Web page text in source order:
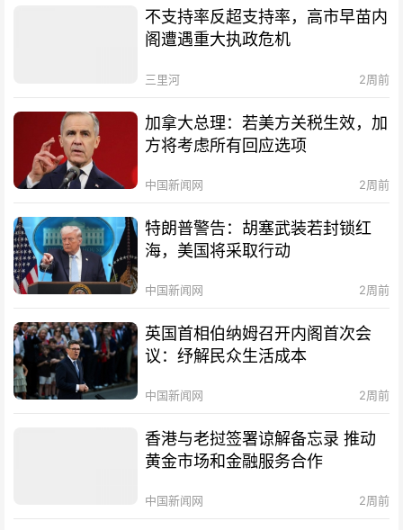
不支持率反超支持率，高市早苗内
阁遭遇重大执政危机
三里河 2周前
加拿大总理：若美方关税生效，加
方将考虑所有回应选项
中国新闻网 2周前
特朗普警告：胡塞武装若封锁红
海，美国将采取行动
中国新闻网 2周前
英国首相伯纳姆召开内阁首次会
议：纾解民众生活成本
中国新闻网 2周前
香港与老挝签署谅解备忘录 推动
黄金市场和金融服务合作
中国新闻网 2周前